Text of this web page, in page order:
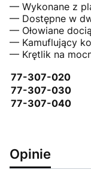
— Wykonane z
— Dostępne w
— Ołowiane
— Kamuflujący
— Krętlik na
77-307-020
77-307-030
77-307-040
Opinie